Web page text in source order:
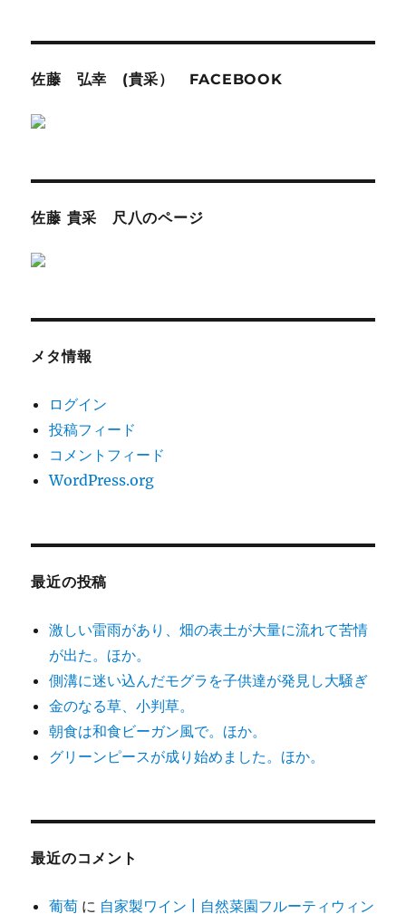
佐藤 弘幸 (貴采） FACEBOOK
佐藤 貴采 尺八のページ
メタ情報
ログイン
投稿フィード
コメントフィード
WordPress.org
最近の投稿
激しい雷雨があり、畑の表土が大量に流れて苦情
が出た。ほか。
側溝に迷い込んだモグラを子供達が発見し大騒ぎ
金のなる草、小判草。
朝食は和食ビーガン風で。ほか。
グリーンピースが成り始めました。ほか。
最近のコメント
葡萄 に 自家製ワイン | 自然菜園フルーティウィン